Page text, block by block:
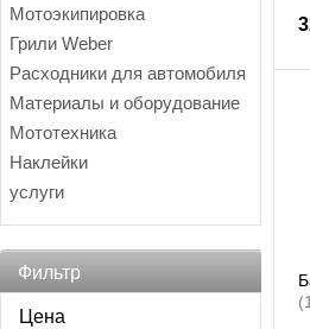
Мотоэкипировка
Грили Weber
Расходники для автомобиля
Материалы и оборудование
Мототехника
Наклейки
услуги
Фильтр
Цена